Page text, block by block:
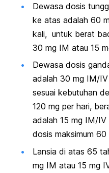
Dewasa dosis
ke atas adalah 60
kali, untuk berat
30 mg IM atau 15
Dewasa dosis
adalah 30 mg IM/
sesuai kebutuhan
120 mg per hari,
adalah 15 mg IM/
dosis maksimum 60
Lansia di atas 65
mg IM atau 15 mg